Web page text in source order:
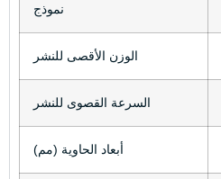
نموذج
الوزن الأقصى للنشر
السرعة القصوى للنشر
أبعاد الحاوية (مم)